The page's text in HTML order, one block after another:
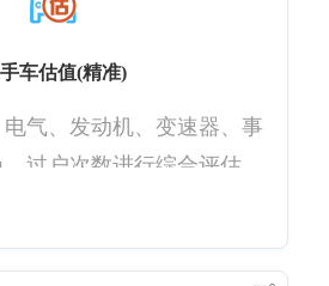
车估值(精准)
气、发动机、变速器、事
过户次数进行综合评估进
牌数据1个月更新1次